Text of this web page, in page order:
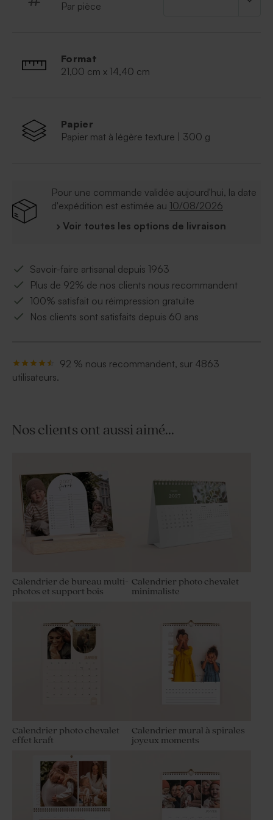
Par pièce
Format
21,00 cm x 14,40 cm
Papier
Papier mat à légère texture | 300 g
Pour une commande validée aujourd'hui, la date
d'expédition est estimée au 10/08/2026
› Voir toutes les options de livraison
Savoir-faire artisanal depuis 1963
Plus de 92% de nos clients nous recommandent
100% satisfait ou réimpression gratuite
Nos clients sont satisfaits depuis 60 ans
92 % nous recommandent, sur 4863
utilisateurs.
Nos clients ont aussi aimé...
Calendrier de bureau multi-
photos et support bois
Calendrier photo chevalet
minimaliste
Calendrier photo chevalet
effet kraft
Calendrier mural à spirales
joyeux moments